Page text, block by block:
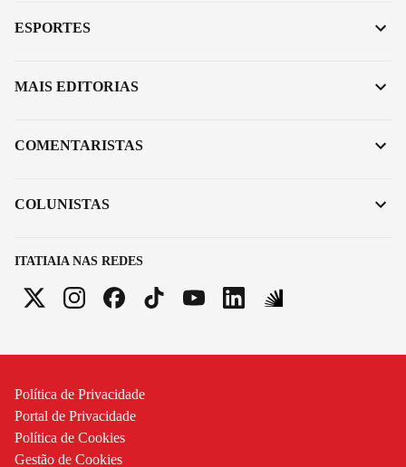
ITATIAIA NAS REDES
ESPORTES
MAIS EDITORIAS
COMENTARISTAS
COLUNISTAS
Política de Privacidade
Portal de Privacidade
Política de Cookies
Gestão de Cookies